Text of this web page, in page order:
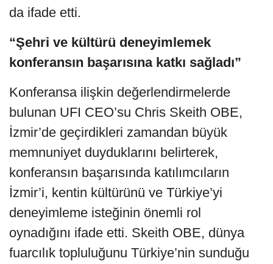
da ifade etti.
“Şehri ve kültürü deneyimlemek
konferansın başarısına katkı sağladı”
Konferansa ilişkin değerlendirmelerde
bulunan UFI CEO’su Chris Skeith OBE,
İzmir’de geçirdikleri zamandan büyük
memnuniyet duyduklarını belirterek,
konferansın başarısında katılımcıların
İzmir’i, kentin kültürünü ve Türkiye’yi
deneyimleme isteğinin önemli rol
oynadığını ifade etti. Skeith OBE, dünya
fuarcılık topluluğunu Türkiye’nin sunduğu